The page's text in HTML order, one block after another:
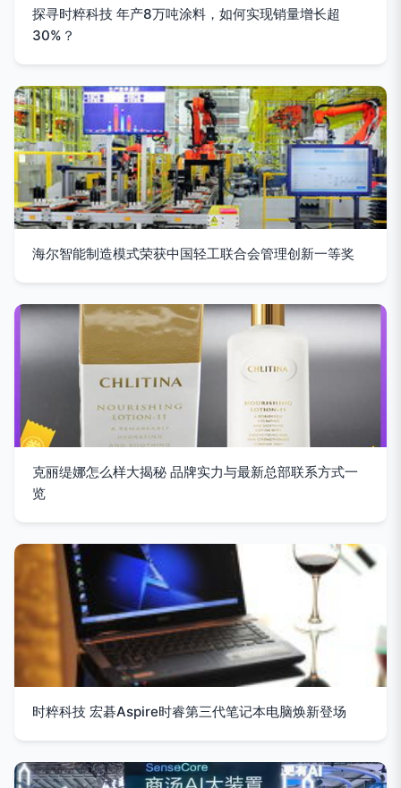
探寻时粹科技 年产8万吨涂料，如何实现销量增长超
30%？
海尔智能制造模式荣获中国轻工联合会管理创新一等奖
克丽缇娜怎么样大揭秘 品牌实力与最新总部联系方式一
览
时粹科技 宏碁Aspire时睿第三代笔记本电脑焕新登场